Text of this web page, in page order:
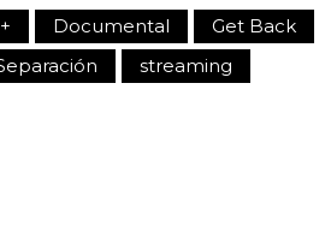
Documental
Get Back
streaming